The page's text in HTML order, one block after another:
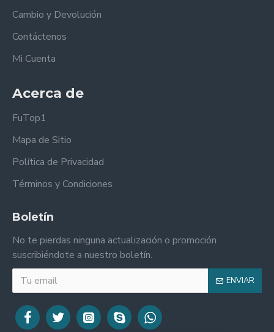
Cambio y Devolución
Contáctenos
Mi Cuenta
Acerca de
FuTop1
Mapa de Sitio
Política de Privacidad
Términos y Condiciones
Boletín
No te pierdas ninguna actualización o promoción
suscribiéndote a nuestro boletín.
ENVIAR